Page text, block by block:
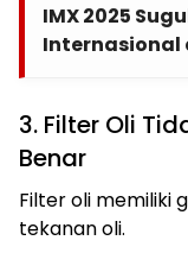
IMX 2025
Internasional
3. Filter Oli
Benar
Filter oli memiliki
tekanan oli.